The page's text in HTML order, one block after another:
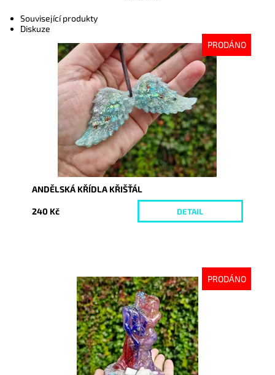
Související produkty
Diskuze
PRODÁNO
Dostupnost:
Vyprodáno
10372
ANDĚLSKÁ KŘÍDLA KŘIŠŤÁL
240 Kč DETAIL
PRODÁNO
Dostupnost:
Vyprodáno
10341